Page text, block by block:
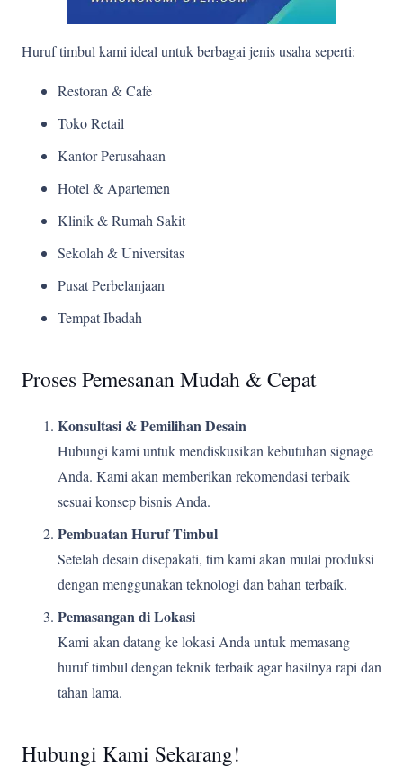
Huruf timbul kami ideal untuk berbagai jenis usaha seperti:
Restoran & Cafe
Toko Retail
Kantor Perusahaan
Hotel & Apartemen
Klinik & Rumah Sakit
Sekolah & Universitas
Pusat Perbelanjaan
Tempat Ibadah
Proses Pemesanan Mudah & Cepat
Konsultasi & Pemilihan Desain
Hubungi kami untuk mendiskusikan kebutuhan signage
Anda. Kami akan memberikan rekomendasi terbaik
sesuai konsep bisnis Anda.
Pembuatan Huruf Timbul
Setelah desain disepakati, tim kami akan mulai produksi
dengan menggunakan teknologi dan bahan terbaik.
Pemasangan di Lokasi
Kami akan datang ke lokasi Anda untuk memasang
huruf timbul dengan teknik terbaik agar hasilnya rapi dan
tahan lama.
Hubungi Kami Sekarang!